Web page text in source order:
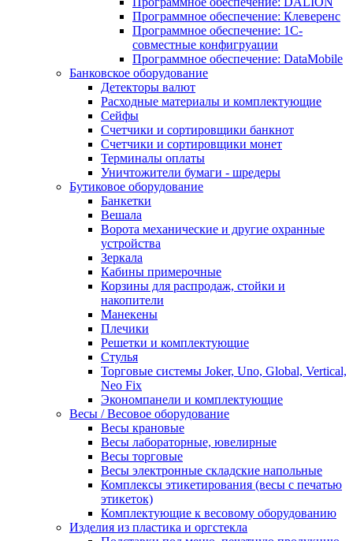
Программное обеспечение: Клеверенс
Программное обеспечение: 1С-
совместные конфигруации
Программное обеспечение: DataMobile
Банковское оборудование
Детекторы валют
Расходные материалы и комплектующие
Сейфы
Счетчики и сортировщики банкнот
Счетчики и сортировщики монет
Терминалы оплаты
Уничтожители бумаги - шредеры
Бутиковое оборудование
Банкетки
Вешала
Ворота механические и другие охранные
устройства
Зеркала
Кабины примерочные
Корзины для распродаж, стойки и
накопители
Манекены
Плечики
Решетки и комплектующие
Стулья
Торговые системы Joker, Uno, Global, Vertical,
Neo Fix
Экономпанели и комплектующие
Весы / Весовое оборудование
Весы крановые
Весы лабораторные, ювелирные
Весы торговые
Весы электронные складские напольные
Комплексы этикетирования (весы с печатью
этикеток)
Комплектующие к весовому оборудованию
Изделия из пластика и оргстекла